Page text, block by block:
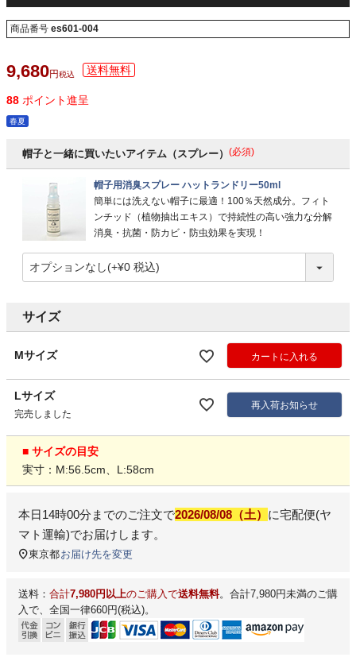
商品番号 es601-004
9,680 税込
88 ポイント進呈
春夏
帽子と一緒に買いたいアイテム（スプレー） (必須)
帽子用消臭スプレー ハットランドリー50ml
簡単には洗えない帽子に最適！100％天然成分。フィト
ンチッド（植物抽出エキス）で持続性の高い強力な分解
消臭・抗菌・防カビ・防虫効果を実現！
サイズ
Mサイズ カートに入れる
Lサイズ
完売しました
再入荷お知らせ
■ サイズの目安
実寸：M:56.5cm、L:58cm
本日14時00分 までのご注文で2026/08/08（土） に宅配便(ヤ
マト運輸)でお届けします。
東京都お届け先を変更
送料： 合計7,980円以上のご購入で送料無料。合計7,980円未満のご購
入で、全国一律660円(税込)。